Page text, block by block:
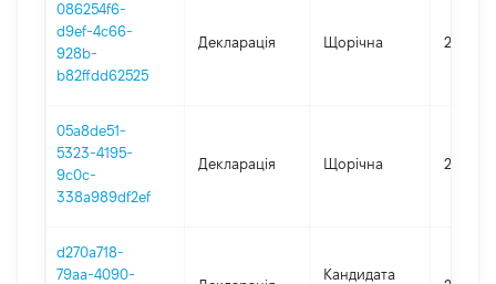
086254f6-
d9ef-4c66-
928b-
b82ffdd62525
Декларація Щорічна 2024
05a8de51-
5323-4195-
9c0c-
338a989df2ef
Декларація Щорічна 2023
d270a718-
79aa-4090-
Кандидата